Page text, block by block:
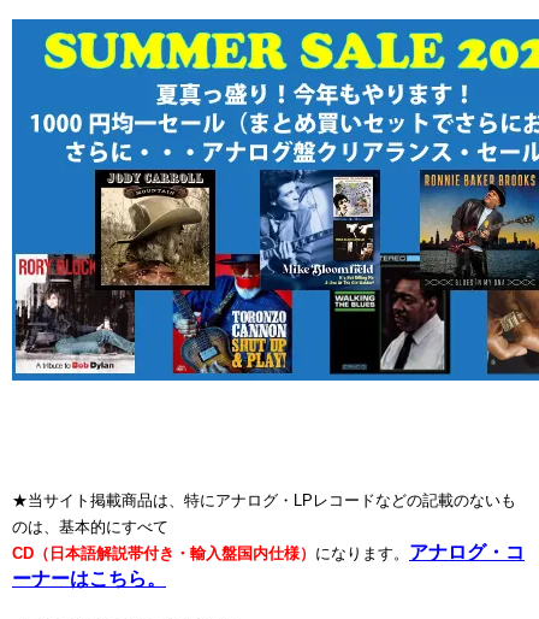
★当サイト掲載商品は、特にアナログ・LPレコードなどの記載のないも
のは、基本的にすべて
CD（日本語解説帯付き・輸入盤国内仕様） になります。 アナログ・コ
ーナーはこちら。